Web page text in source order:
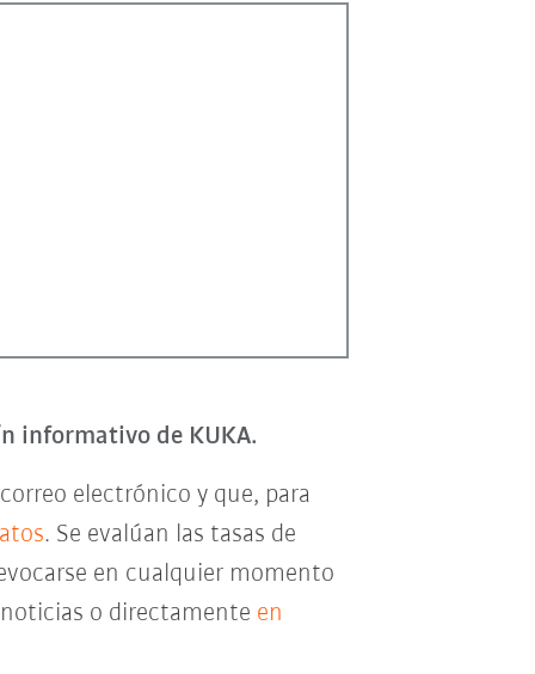
informativo de KUKA.
electrónico y que, para
. Se evalúan las tasas de
en cualquier momento
o directamente en